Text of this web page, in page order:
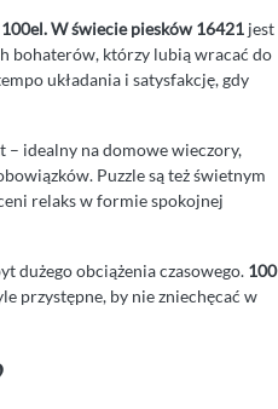
W świecie piesków 16421 jest
bohaterów, którzy lubią wracać do
układania i satysfakcję, gdy
– idealny na domowe wieczory,
Puzzle są też świetnym
relaks w formie spokojnej
dużego obciążenia czasowego. 100
przystępne, by nie zniechęcać w